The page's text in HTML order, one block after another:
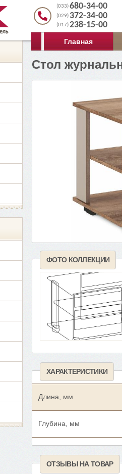
(033)680-34-00
(029) 372-34-00
(017)238-15-00
Главная
Стол
ФОТО КОЛЛЕКЦИИ
ХАРАКТЕРИСТИКИ
Длина, мм
Глубина, мм
ОТЗЫВЫ НА ТОВАР